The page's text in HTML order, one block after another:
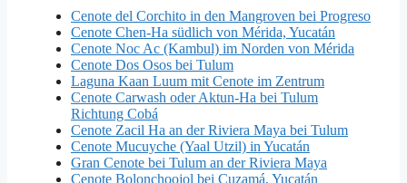
Cenote del Corchito in den Mangroven bei Progreso
Cenote Chen-Ha südlich von Mérida, Yucatán
Cenote Noc Ac (Kambul) im Norden von Mérida
Cenote Dos Osos bei Tulum
Laguna Kaan Luum mit Cenote im Zentrum
Cenote Carwash oder Aktun-Ha bei Tulum
Richtung Cobá
Cenote Zacil Ha an der Riviera Maya bei Tulum
Cenote Mucuyche (Yaal Utzil) in Yucatán
Gran Cenote bei Tulum an der Riviera Maya
Cenote Bolonchoojol bei Cuzamá, Yucatán